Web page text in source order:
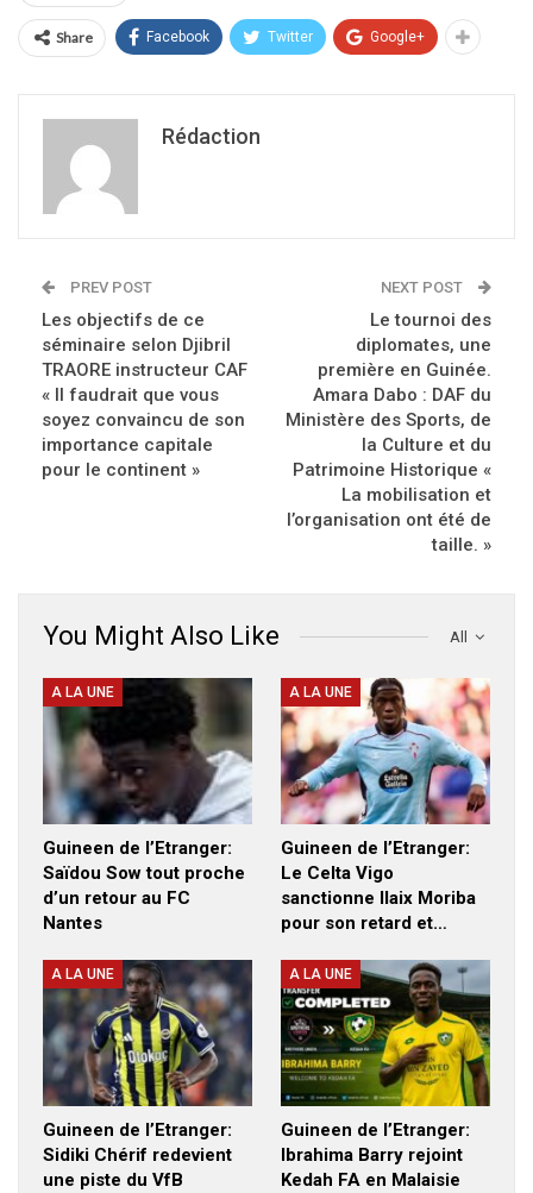
Share Facebook Twitter Google+
Rédaction
PREV POST
Les objectifs de ce
séminaire selon Djibril
TRAORE instructeur CAF
« Il faudrait que vous
soyez convaincu de son
importance capitale
pour le continent »
NEXT POST
Le tournoi des
diplomates, une
première en Guinée.
Amara Dabo : DAF du
Ministère des Sports, de
la Culture et du
Patrimoine Historique «
La mobilisation et
l’organisation ont été de
taille. »
All
You Might Also Like
A LA UNE
Guineen de l’Etranger:
Saïdou Sow tout proche
d’un retour au FC
Nantes
A LA UNE
Guineen de l’Etranger:
Le Celta Vigo
sanctionne Ilaix Moriba
pour son retard et…
A LA UNE
Guineen de l’Etranger:
Sidiki Chérif redevient
une piste du VfB
A LA UNE
Guineen de l’Etranger:
Ibrahima Barry rejoint
Kedah FA en Malaisie